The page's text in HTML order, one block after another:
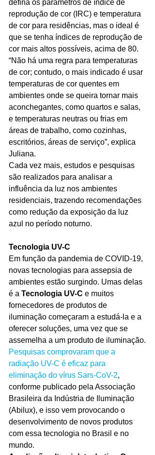
defina os parâmetros de índice de
reprodução de cor (IRC) e temperatura
de cor para residências, mas o ideal é
que se tenha índices de reprodução de
cor mais altos possíveis, acima de 80.
“Não há uma regra para temperaturas
de cor; contudo, o mais indicado é usar
temperaturas de cor quentes em
ambientes onde se queira tornar mais
aconchegantes, como quartos e salas,
e temperaturas neutras ou frias em
áreas de trabalho, como cozinhas,
escritórios, áreas de serviço”, explica
Juliana.
Cada vez mais, estudos e pesquisas
são realizados para analisar a
influência da luz nos ambientes
residenciais, trazendo recomendações
como redução da exposição da luz
azul no período noturno.
Tecnologia UV-C
Em função da pandemia de COVID-19,
novas tecnologias para assepsia de
ambientes estão surgindo. Umas delas
é a Tecnologia UV-C e muitos
fornecedores de produtos de
iluminação começaram a estudá-la e a
oferecer soluções, uma vez que se
assemelha a um produto de iluminação.
Pesquisas comprovaram que a
radiação UV-C é eficaz para
eliminação do vírus Sars-CoV-2,
conforme publicado pela Associação
Brasileira da Indústria de Iluminação
(Abilux), e isso vem provocando o
desenvolvimento de novos produtos
com essa tecnologia no Brasil e no
mundo.